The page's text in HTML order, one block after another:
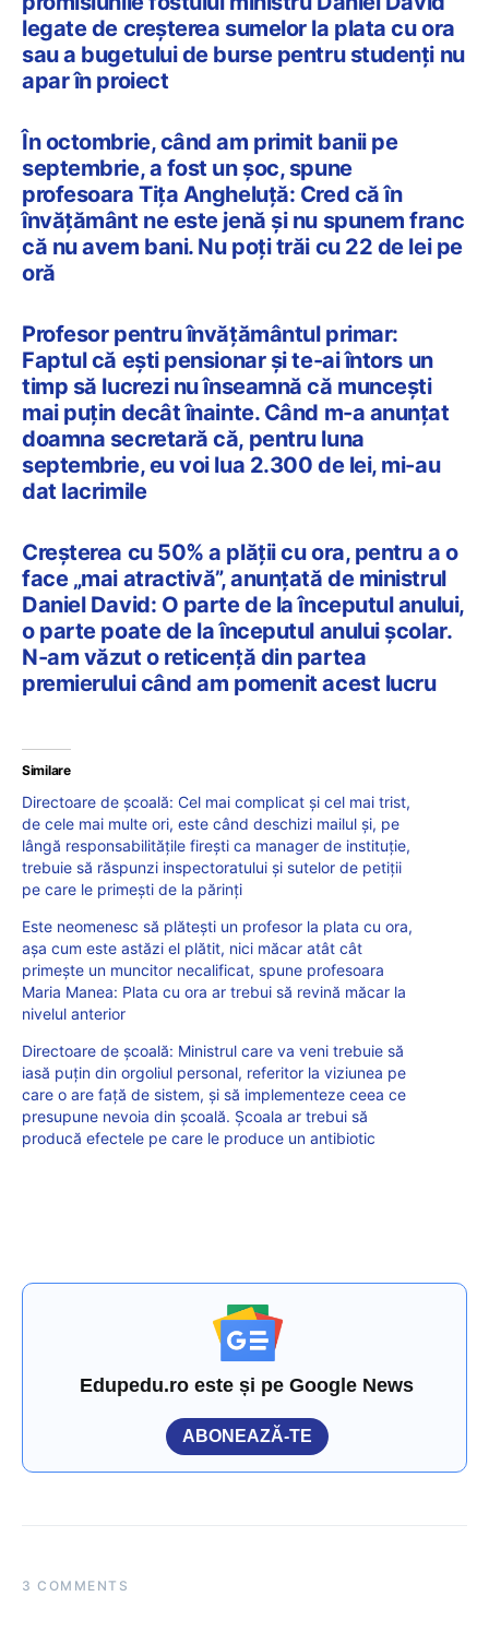
legate de creșterea sumelor la plata cu ora
sau a bugetului de burse pentru studenți nu
apar în proiect
În octombrie, când am primit banii pe
septembrie, a fost un șoc, spune
profesoara Tița Angheluță: Cred că în
învățământ ne este jenă și nu spunem franc
că nu avem bani. Nu poți trăi cu 22 de lei pe
oră
Profesor pentru învățământul primar:
Faptul că eşti pensionar şi te-ai întors un
timp să lucrezi nu înseamnă că munceşti
mai puţin decât înainte. Când m-a anunţat
doamna secretară că, pentru luna
septembrie, eu voi lua 2.300 de lei, mi-au
dat lacrimile
Creșterea cu 50% a plății cu ora, pentru a o
face „mai atractivă”, anunțată de ministrul
Daniel David: O parte de la începutul anului,
o parte poate de la începutul anului școlar.
N-am văzut o reticență din partea
premierului când am pomenit acest lucru
Similare
Directoare de școală: Cel mai complicat și cel mai trist,
de cele mai multe ori, este când deschizi mailul și, pe
lângă responsabilitățile firești ca manager de instituție,
trebuie să răspunzi inspectoratului și sutelor de petiții
pe care le primești de la părinți
Este neomenesc să plătești un profesor la plata cu ora,
așa cum este astăzi el plătit, nici măcar atât cât
primește un muncitor necalificat, spune profesoara
Maria Manea: Plata cu ora ar trebui să revină măcar la
nivelul anterior
Directoare de școală: Ministrul care va veni trebuie să
iasă puțin din orgoliul personal, referitor la viziunea pe
care o are față de sistem, și să implementeze ceea ce
presupune nevoia din școală. Școala ar trebui să
producă efectele pe care le produce un antibiotic
Edupedu.ro este și pe Google News
ABONEAZĂ-TE
3 COMMENTS